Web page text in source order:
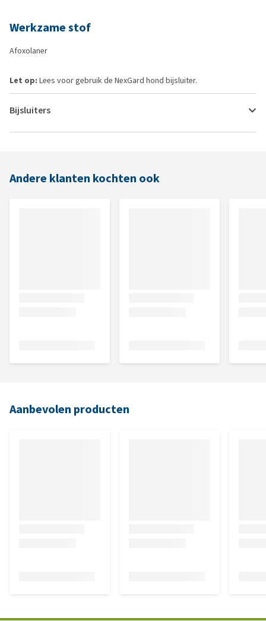
Werkzame stof
Afoxolaner
Let op: Lees voor gebruik de NexGard hond bijsluiter.
Bijsluiters
Andere klanten kochten ook
Aanbevolen producten